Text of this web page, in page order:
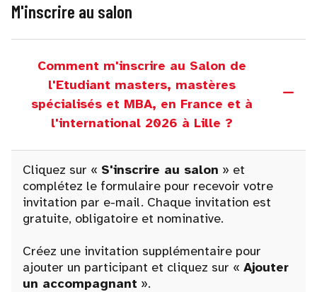
M'inscrire au salon
Comment m'inscrire au Salon de
l'Etudiant masters, mastères
spécialisés et MBA, en France et à
l'international 2026 à Lille ?
Cliquez sur « S'inscrire au salon » et
complétez le formulaire pour recevoir votre
invitation par e-mail. Chaque invitation est
gratuite, obligatoire et nominative.
Créez une invitation supplémentaire pour
ajouter un participant et cliquez sur « Ajouter
un accompagnant ».